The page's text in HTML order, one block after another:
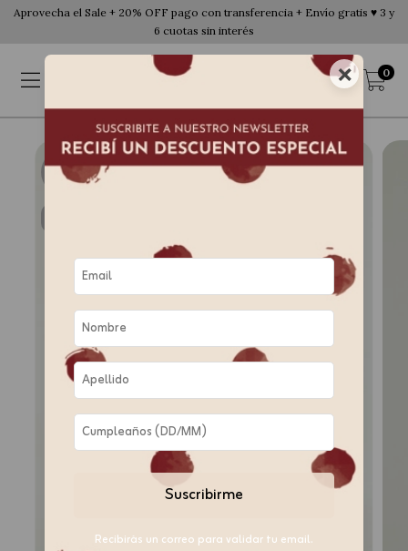
Aprovecha el Sale + 20% OFF pago con transferencia + Envío gratis ♥ 3 y
6 cuotas sin interés
0
20
%
OFF
×
Suscribirme
Recibirás un correo para validar tu email.